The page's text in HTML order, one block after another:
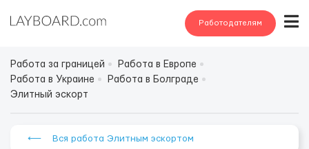
Работодателям
Работа за границей
Работа в Европе
Работа в Украине
Работа в Болграде
Элитный эскорт
⟵ Вся работа Элитным эскортом